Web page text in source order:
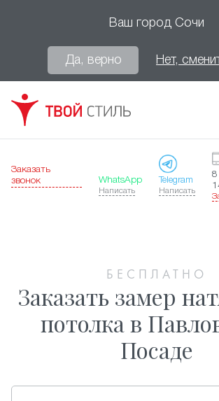
Ваш город Сочи
Да, верно Нет,
Заказать
звонок
WhatsApp
Написать
Telegram
Написать
8
БЕСПЛАТНО
Заказать замер
потолка в
Посаде